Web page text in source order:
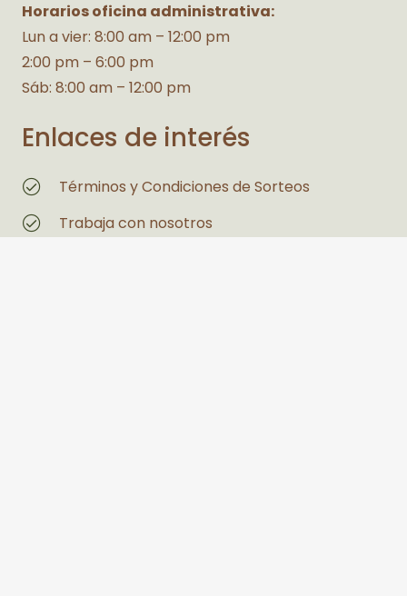
Horarios oficina administrativa:
Lun a vier: 8:00 am – 12:00 pm
2:00 pm – 6:00 pm
Sáb: 8:00 am – 12:00 pm
Enlaces de interés
Términos y Condiciones de Sorteos
Trabaja con nosotros